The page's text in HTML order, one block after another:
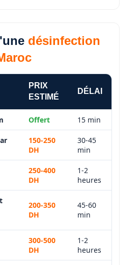
désinfection
PRIX
ESTIMÉ
DÉLAI
Offert 15 min
150-250
DH
30-45
min
250-400
DH
1-2
heures
200-350
DH
45-60
min
300-500
DH
1-2
heures